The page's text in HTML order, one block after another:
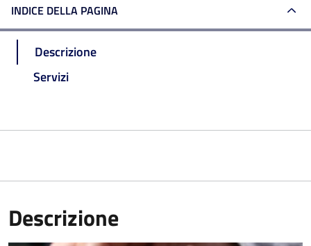
INDICE DELLA PAGINA
Descrizione
Servizi
Descrizione